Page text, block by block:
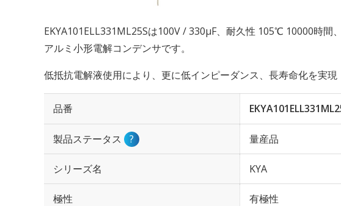
EKYA101ELL331ML25Sは100V / 330µF、耐久性 105℃ 10000時
アルミ小形電解コンデンサです。
低抵抗電解液使用により、更に低インピーダンス、長寿命化を実現
品番
製品ステータス ? 量産品
シリーズ名 KYA
極性 有極性